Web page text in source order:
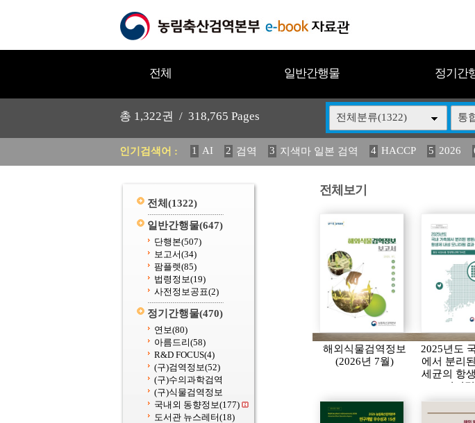
전체 일반간행물 정기간
총 1,322권 / 318,765 Pages 전체분류(1322) 통
인기검색어 : 1 AI 2 검역 3 지색마 일본 검역 4 HACCP 5 2026
11 2025 12 중독성 식물 도감 13 媛 異 14 (2013년도)
전체 (1322)
일반간행물(647)
단행본(507)
보고서(34)
팜플렛(85)
법령정보(19)
사전정보공표(2)
정기간행물(470)
연보(80)
아름드리(58)
R&D FOCUS(4)
(구)검역정보(52)
(구)수의과학검역
(구)식물검역정보
국내외 동향정보(177)
도서관 뉴스레터(18)
전체보기
해외식물검역정보
(2026년 7월)
2025년도
에서 분리
세균의 항
모니터